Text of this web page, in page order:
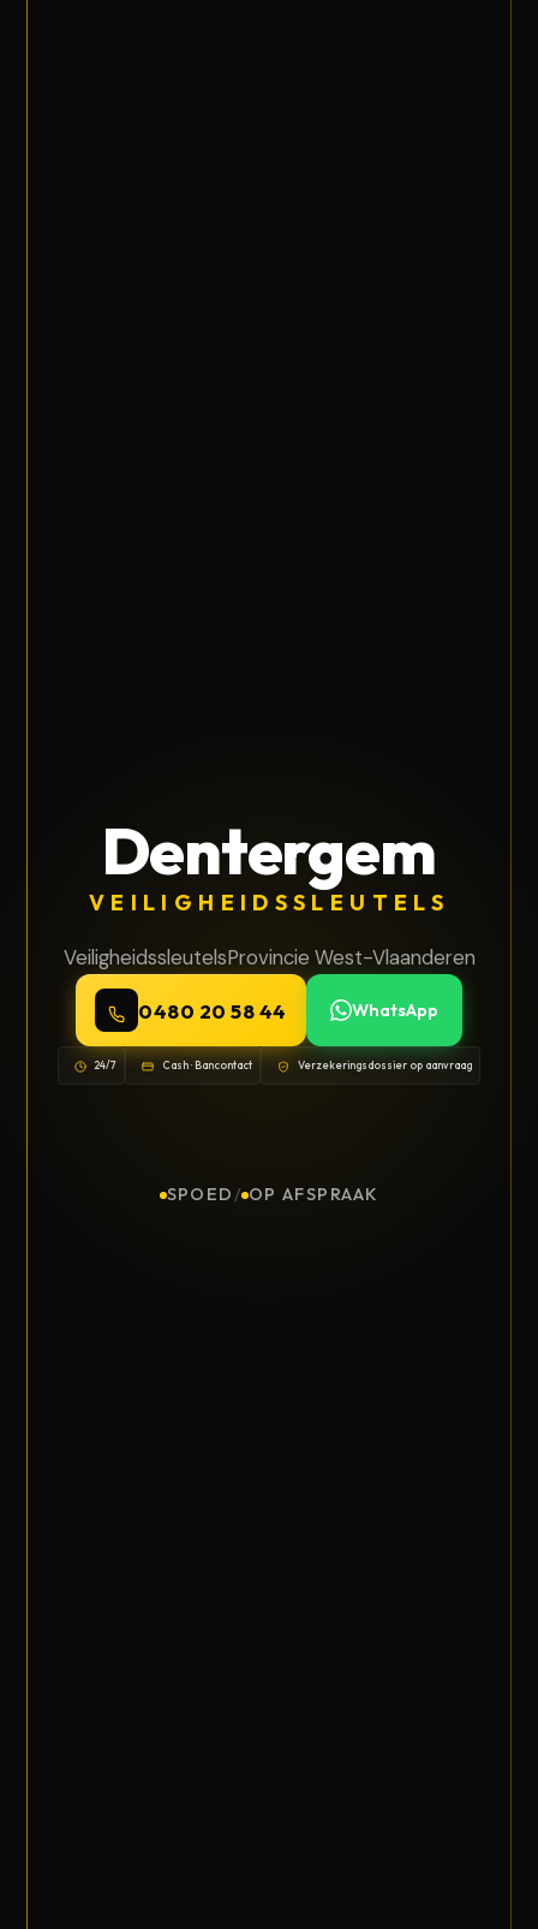
Dentergem
VEILIGHEIDSSLEUTELS
VeiligheidssleutelsProvincie West-Vlaanderen
0480 20 58 44 WhatsApp
24/7 Cash · Bancontact Verzekeringsdossier op aanvraag
SPOED / OP AFSPRAAK